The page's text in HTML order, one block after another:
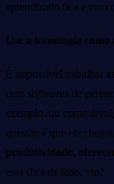
aprendizado fica e com
Use a tecnologia como
É impossível trabalhar
com softwares de
exemplo, ou como
questão é que ela
produtividade,
essa dica de lado, viu?